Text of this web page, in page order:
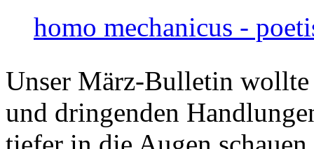
homo mechanicus -
Unser März-Bulletin
und dringenden